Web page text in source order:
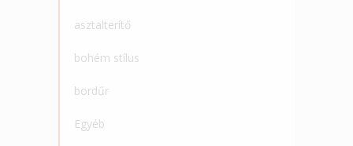
asztalterítő
bohém stílus
bordűr
Egyéb